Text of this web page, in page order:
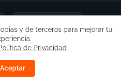
| Desarrollado por
y de terceros para mejorar tu
de Privacidad
Aceptar